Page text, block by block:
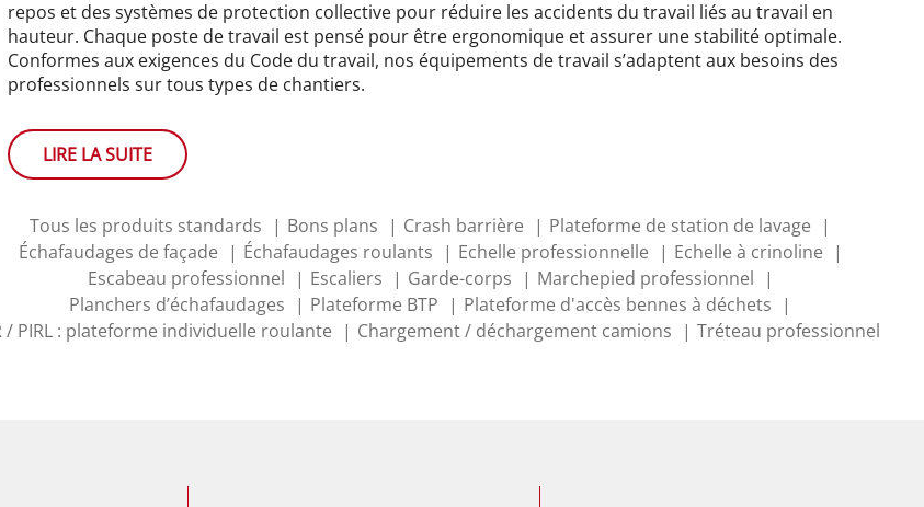
repos et des systèmes de protection collective pour réduire les accidents du travail liés au travail en
hauteur. Chaque poste de travail est pensé pour être ergonomique et assurer une stabilité optimale.
Conformes aux exigences du Code du travail, nos équipements de travail s’adaptent aux besoins des
professionnels sur tous types de chantiers.
LIRE LA SUITE
Tous les produits standards Bons plans Crash barrière
Plateforme de station de lavage
Échafaudages de façade
Échafaudages roulants Echelle professionnelle
Echelle à crinoline
Escabeau professionnel
Escaliers Garde-corps
Marchepied professionnel
Planchers d’échafaudages
Plateforme BTP
Plateforme d'accès bennes à déchets
/ PIRL : plateforme individuelle roulante
Chargement / déchargement camions Tréteau professionnel